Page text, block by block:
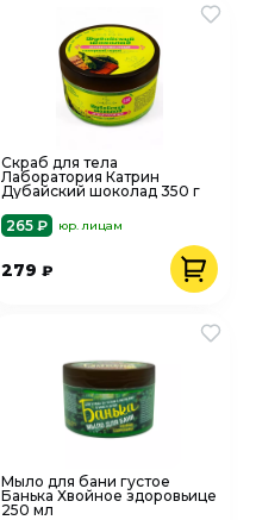
Скраб для тела
Лаборатория Катрин
Дубайский шоколад 350 г
265 ₽
юр. лицам
279₽
Мыло для бани густое
Банька Хвойное здоровьице
250 мл